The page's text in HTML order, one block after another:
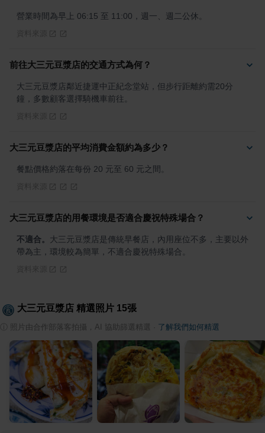
營業時間為早上 06:15 至 11:00，週一、週二公休。
前往大三元豆漿店的交通方式為何？
大三元豆漿店鄰近捷運中正紀念堂站，但步行距離約需20分
鐘，多數顧客選擇騎機車前往。
大三元豆漿店的平均消費金額約為多少？
餐點價格約落在每份 20 元至 60 元之間。
大三元豆漿店的用餐環境是否適合慶祝特殊場合？
不適合。 大三元豆漿店是傳統早餐店，內用座位不多，主要以外
帶為主，環境較為簡單，不適合慶祝特殊場合。
大三元豆漿店 精選照片 15張
照片由合作部落客拍攝，AI 協助篩選精選 了解我們如何精選